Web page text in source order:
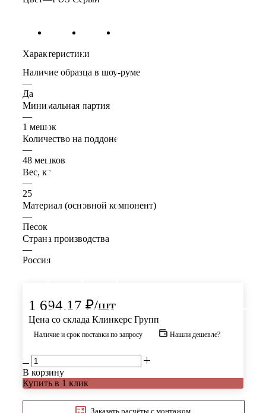
Характеристики
Наличие образца в шоу-руме
—
Да
Минимальная партия
—
1 мешок
Количество на поддоне
—
48 мешков
Вес, кг
—
25
Материал (основной компонент)
—
Песок
Страна производства
—
Россия
1 694.17 ₽/шт
Цена со склада Клинкерс Групп
Наличие и срок поставки по запросу Нашли дешевле?
В корзину
Купить в 1 клик
Заказать расчёты с монтажом